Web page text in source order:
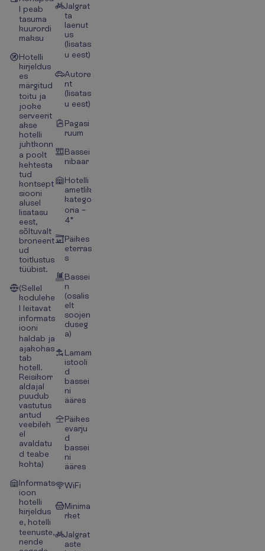
l peab
tasuma
kuurordi
maksu
Hotelli
kirjeldus
es
märgitud
toitu ja
jooke
serveerit
akse
hotelli
juhtkonn
a poolt
kehtesta
tud
kontsept
siooni
alusel
lisatasu
eest,
sõltuvalt
broneerit
ud
toitlustus
tüübist.
(Sellel
kodulehe
l leitavat
informats
iooni
haldab ja
ajakohas
tab
hotell.
Reisikorr
aldajal
puudub
vastutus
antud
veebileh
el
avaldatu
d teabe
kohta)
Informats
ioon
hotelli
kirjeldus
e, hotelli
teenuste,
nende
Jalgrat
ta
laenut
us
(lisatas
u eest)
Autore
nt
(lisatas
u eest)
Pagasi
ruum
Bassei
nibaar
Hotelli
ametlik
katego
oria –
4*
Päikes
eterras
s
Bassei
n
(osalis
elt
soojen
duseg
a)
Lamam
istooli
d
bassei
ni
ääres
Päikes
evarju
d
bassei
ni
ääres
WiFi
Minima
rket
Jalgrat
aste